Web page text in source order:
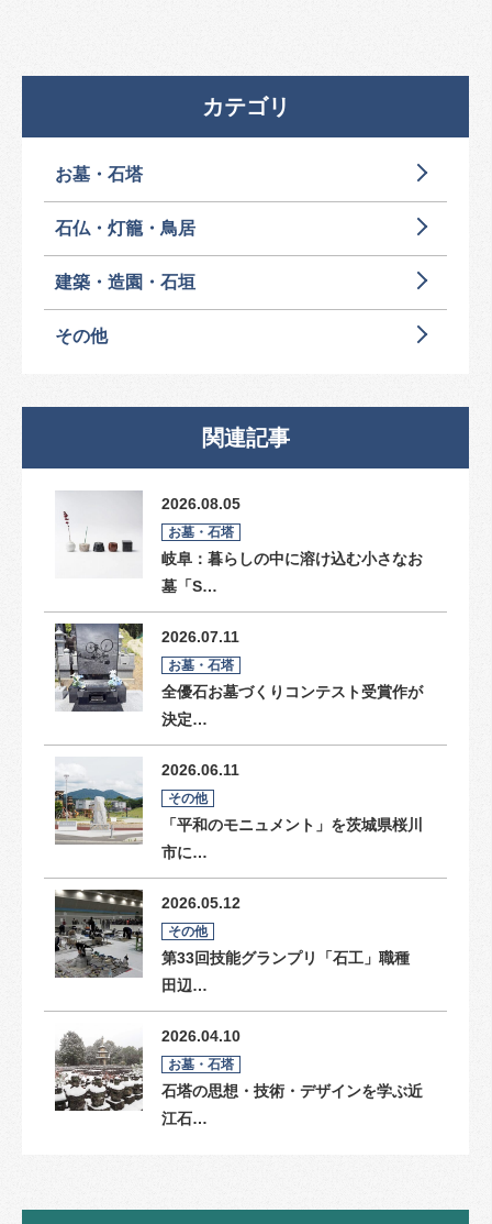
カテゴリ
お墓・石塔
石仏・灯籠・鳥居
建築・造園・石垣
その他
関連記事
2026.08.05
お墓・石塔
岐阜：暮らしの中に溶け込む小さなお
墓「S…
2026.07.11
お墓・石塔
全優石お墓づくりコンテスト受賞作が
決定…
2026.06.11
その他
「平和のモニュメント」を茨城県桜川
市に…
2026.05.12
その他
第33回技能グランプリ「石工」職種
田辺…
2026.04.10
お墓・石塔
石塔の思想・技術・デザインを学ぶ近
江石…